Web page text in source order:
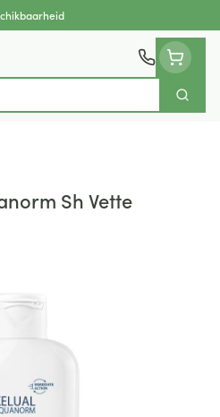
Zoek
Sh Vette